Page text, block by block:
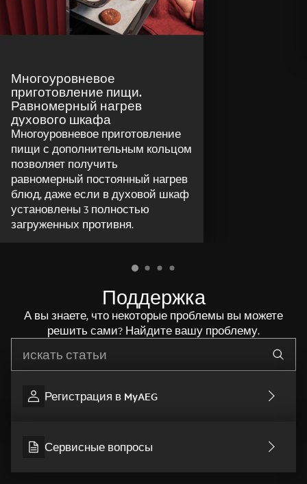
Многоуровневое
приготовление пищи.
Равномерный нагрев
духового шкафа
Многоуровневое приготовление
пищи с дополнительным кольцом
позволяет получить
равномерный постоянный нагрев
блюд, даже если в духовой шкаф
установлены 3 полностью
загруженных противня.
Поддержка
А вы знаете, что некоторые проблемы вы можете
решить сами? Найдите вашу проблему.
Регистрация в MyAEG
Сервисные вопросы